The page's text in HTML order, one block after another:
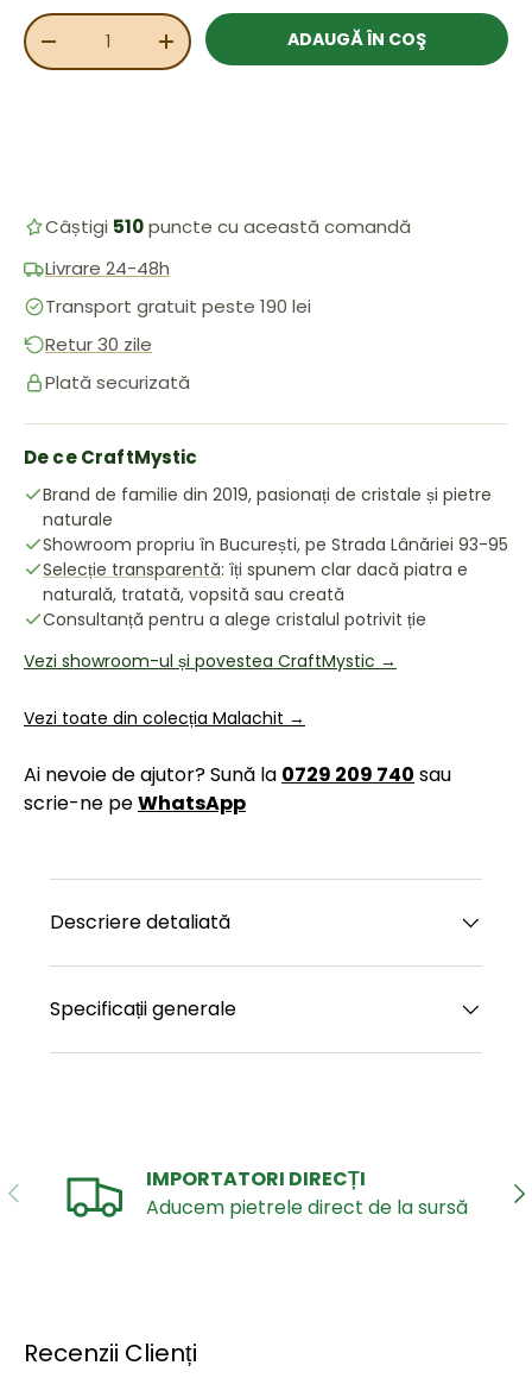
Cant.
REDUCEȚI CANTITATEAMĂRIȚI CANTITATEAADAUGĂ ÎN COŞ
Câștigi 510puncte cu această comandă
Livrare 24-48h
Transport gratuit peste 190 lei
Retur 30 zile
Plată securizată
De ce CraftMystic
Brand de familie din 2019, pasionați de cristale și pietre
naturale
Showroom propriu în București, pe Strada Lânăriei 93-95
Selecție transparentă: îți spunem clar dacă piatra e
naturală, tratată, vopsită sau creată
Consultanță pentru a alege cristalul potrivit ție
Vezi showroom-ul și povestea CraftMystic →
Vezi toate din colecția Malachit →
Ai nevoie de ajutor? Sună la 0729 209 740 sau
scrie-ne peWhatsApp
Descriere detaliată
Specificații generale
ANTERIOR
IMPORTATORI DIRECȚI
Aducem pietrele direct de la sursă
Recenzii Clienți